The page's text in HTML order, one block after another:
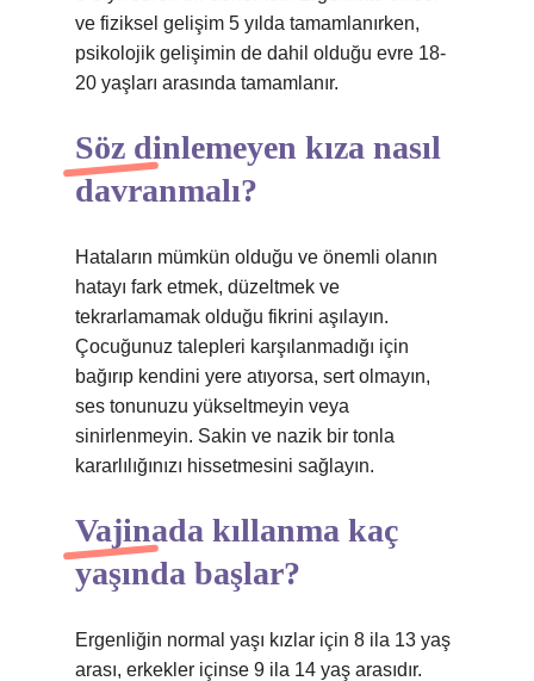
ve fiziksel gelişim 5 yılda tamamlanırken,
psikolojik gelişimin de dahil olduğu evre 18-
20 yaşları arasında tamamlanır.
Söz dinlemeyen kıza nasıl
davranmalı?
Hataların mümkün olduğu ve önemli olanın
hatayı fark etmek, düzeltmek ve
tekrarlamamak olduğu fikrini aşılayın.
Çocuğunuz talepleri karşılanmadığı için
bağırıp kendini yere atıyorsa, sert olmayın,
ses tonunuzu yükseltmeyin veya
sinirlenmeyin. Sakin ve nazik bir tonla
kararlılığınızı hissetmesini sağlayın.
Vajinada kıllanma kaç
yaşında başlar?
Ergenliğin normal yaşı kızlar için 8 ila 13 yaş
arası, erkekler içinse 9 ila 14 yaş arasıdır.